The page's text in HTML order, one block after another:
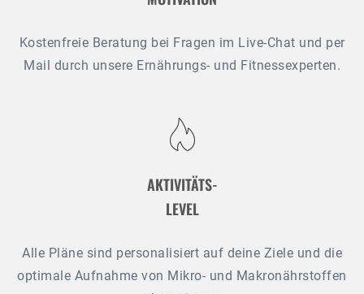
Kostenfreie Beratung bei Fragen im Live-Chat und per
Mail durch unsere Ernährungs- und Fitnessexperten.
AKTIVITÄTS-
LEVEL
Alle Pläne sind personalisiert auf deine Ziele und die
optimale Aufnahme von Mikro- und Makronährstoffen